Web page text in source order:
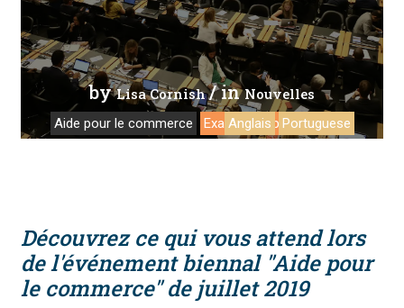
byLisa Cornish / inNouvelles
Aide pour le commerce Examen global 2019
Anglais Portuguese
Découvrez ce qui vous attend lors
de l'événement biennal "Aide pour
le commerce" de juillet 2019